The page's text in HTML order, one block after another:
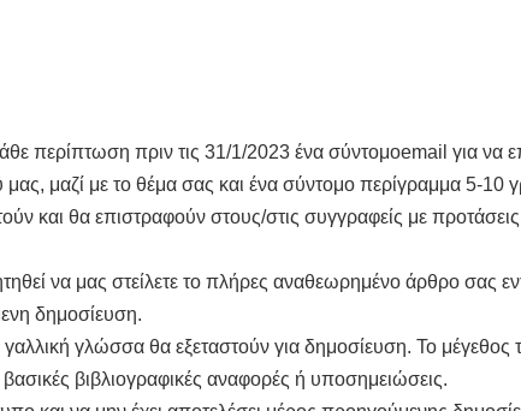
περίπτωση πριν τις 31/1/2023 ένα σύντομοemail για να
μαζί με το θέμα σας και ένα σύντομο περίγραμμα 5-
και θα επιστραφούν στους/στις συγγραφείς με
να μας στείλετε το πλήρες αναθεωρημένο άρθρο σας
δημοσίευση.
γλώσσα θα εξεταστούν για δημοσίευση. Το μέγεθος
βιβλιογραφικές αναφορές ή υποσημειώσεις.